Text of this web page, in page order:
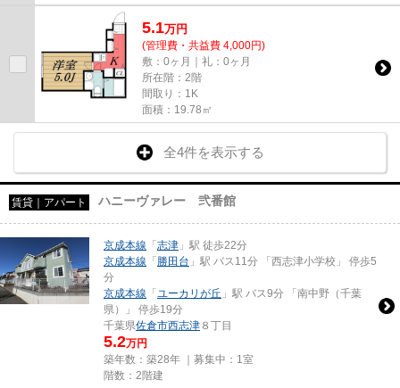
5.1万円
(管理費・共益費 4,000円)
敷：0ヶ月｜礼：0ヶ月
所在階：2階
間取り：1K
面積：19.78㎡
全4件を表示する
賃貸｜アパート ハニーヴァレー 弐番館
京成本線 「 志津 」駅 徒歩22分
京成本線 「 勝田台 」駅 バス11分 「西志津小学校」 停歩5
分
京成本線 「 ユーカリが丘 」駅 バス9分 「南中野（千葉
県）」 停歩19分
千葉県佐倉市西志津 ８丁目
5.2万円
築年数：築28年 ｜募集中： 1室
階数：2階建